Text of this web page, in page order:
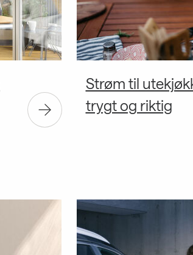
Strøm til
trygt og riktig